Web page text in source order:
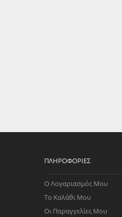
ΠΛΗΡΟΦΟΡΊΕΣ
Ο Λογαριασμός Μου
Το Καλάθι Μου
Οι Παραγγελίες Μου